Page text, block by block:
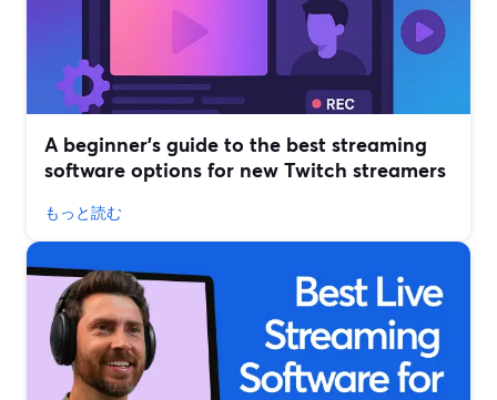
A beginner’s guide to the best streaming
software options for new Twitch streamers
もっと読む